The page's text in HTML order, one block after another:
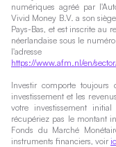
numériques agréé par
Vivid Money B.V. a son
Pays-Bas, et est inscrite au
néerlandaise sous le
https://www.afm.nl/en/
Investir comporte
investissement et les
votre investissement
récupériez pas le montant
Fonds du Marché
instruments financiers, voir